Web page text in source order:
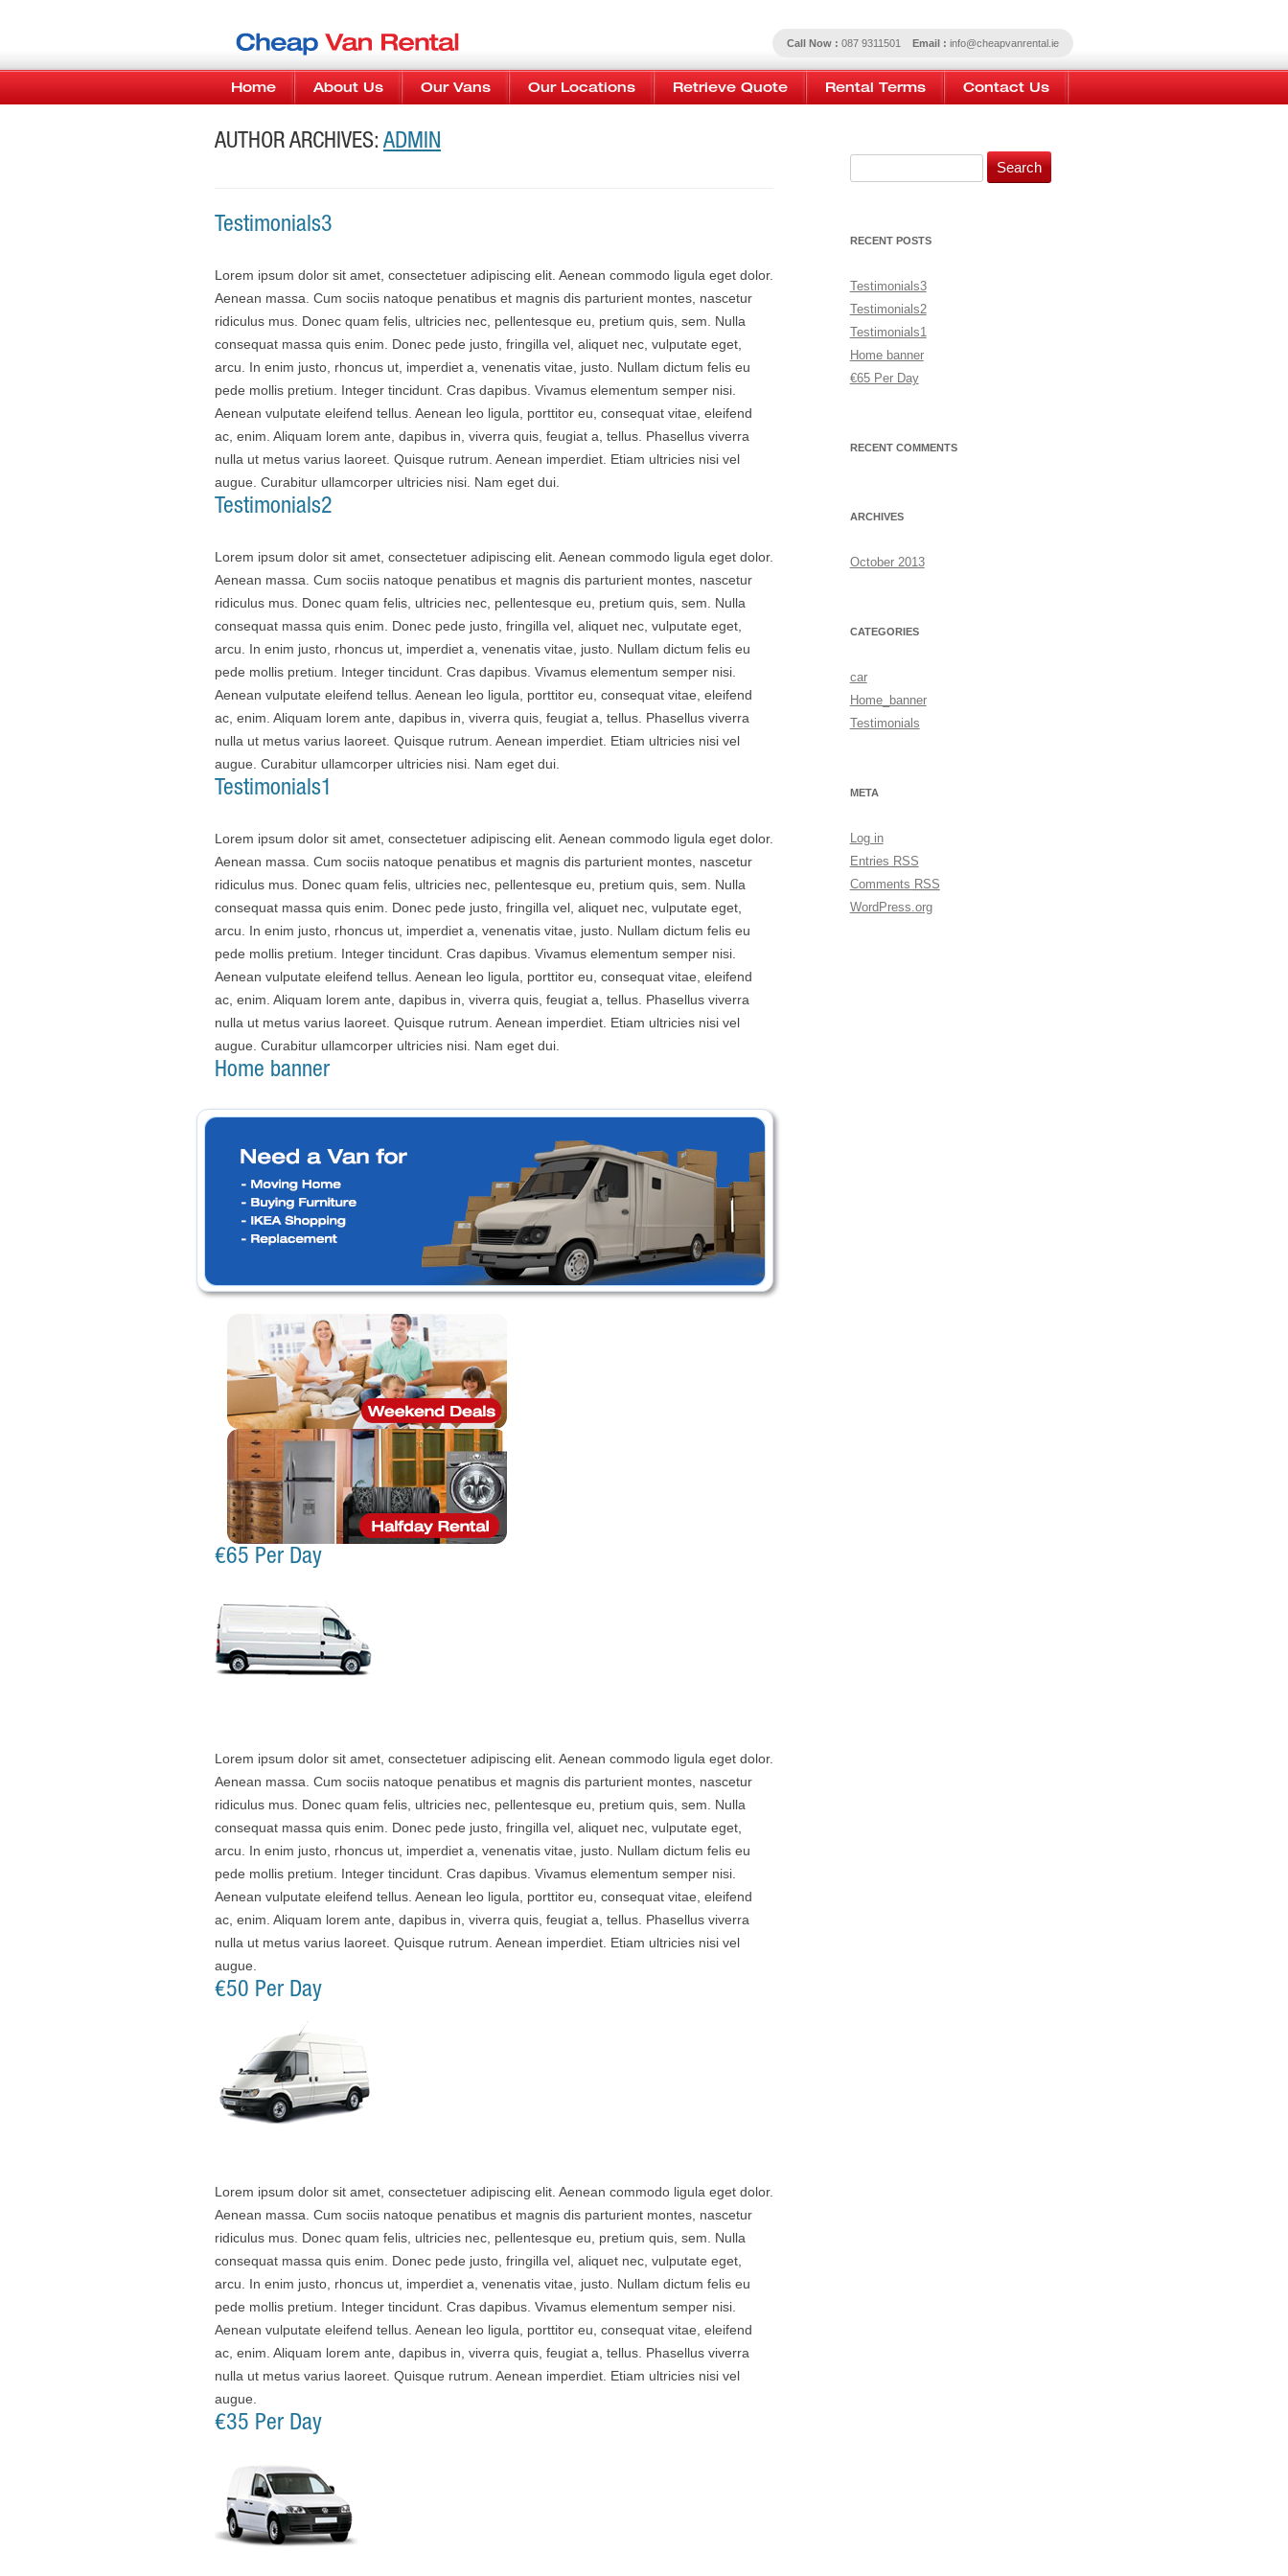
Call Now : 087 9311501 Email : info@cheapvanrental.ie
Skip to content
Home About Us Our Vans Our Locations Retrieve Quote Rental Terms Contact Us
AUTHOR ARCHIVES: ADMIN
Testimonials3
Lorem ipsum dolor sit amet, consectetuer adipiscing elit. Aenean commodo ligula eget dolor.
Aenean massa. Cum sociis natoque penatibus et magnis dis parturient montes, nascetur
ridiculus mus. Donec quam felis, ultricies nec, pellentesque eu, pretium quis, sem. Nulla
consequat massa quis enim. Donec pede justo, fringilla vel, aliquet nec, vulputate eget,
arcu. In enim justo, rhoncus ut, imperdiet a, venenatis vitae, justo. Nullam dictum felis eu
pede mollis pretium. Integer tincidunt. Cras dapibus. Vivamus elementum semper nisi.
Aenean vulputate eleifend tellus. Aenean leo ligula, porttitor eu, consequat vitae, eleifend
ac, enim. Aliquam lorem ante, dapibus in, viverra quis, feugiat a, tellus. Phasellus viverra
nulla ut metus varius laoreet. Quisque rutrum. Aenean imperdiet. Etiam ultricies nisi vel
augue. Curabitur ullamcorper ultricies nisi. Nam eget dui.
Testimonials2
Lorem ipsum dolor sit amet, consectetuer adipiscing elit. Aenean commodo ligula eget dolor.
Aenean massa. Cum sociis natoque penatibus et magnis dis parturient montes, nascetur
ridiculus mus. Donec quam felis, ultricies nec, pellentesque eu, pretium quis, sem. Nulla
consequat massa quis enim. Donec pede justo, fringilla vel, aliquet nec, vulputate eget,
arcu. In enim justo, rhoncus ut, imperdiet a, venenatis vitae, justo. Nullam dictum felis eu
pede mollis pretium. Integer tincidunt. Cras dapibus. Vivamus elementum semper nisi.
Aenean vulputate eleifend tellus. Aenean leo ligula, porttitor eu, consequat vitae, eleifend
ac, enim. Aliquam lorem ante, dapibus in, viverra quis, feugiat a, tellus. Phasellus viverra
nulla ut metus varius laoreet. Quisque rutrum. Aenean imperdiet. Etiam ultricies nisi vel
augue. Curabitur ullamcorper ultricies nisi. Nam eget dui.
Testimonials1
Lorem ipsum dolor sit amet, consectetuer adipiscing elit. Aenean commodo ligula eget dolor.
Aenean massa. Cum sociis natoque penatibus et magnis dis parturient montes, nascetur
ridiculus mus. Donec quam felis, ultricies nec, pellentesque eu, pretium quis, sem. Nulla
consequat massa quis enim. Donec pede justo, fringilla vel, aliquet nec, vulputate eget,
arcu. In enim justo, rhoncus ut, imperdiet a, venenatis vitae, justo. Nullam dictum felis eu
pede mollis pretium. Integer tincidunt. Cras dapibus. Vivamus elementum semper nisi.
Aenean vulputate eleifend tellus. Aenean leo ligula, porttitor eu, consequat vitae, eleifend
ac, enim. Aliquam lorem ante, dapibus in, viverra quis, feugiat a, tellus. Phasellus viverra
nulla ut metus varius laoreet. Quisque rutrum. Aenean imperdiet. Etiam ultricies nisi vel
augue. Curabitur ullamcorper ultricies nisi. Nam eget dui.
Home banner
€65 Per Day
Lorem ipsum dolor sit amet, consectetuer adipiscing elit. Aenean commodo ligula eget dolor.
Aenean massa. Cum sociis natoque penatibus et magnis dis parturient montes, nascetur
ridiculus mus. Donec quam felis, ultricies nec, pellentesque eu, pretium quis, sem. Nulla
consequat massa quis enim. Donec pede justo, fringilla vel, aliquet nec, vulputate eget,
arcu. In enim justo, rhoncus ut, imperdiet a, venenatis vitae, justo. Nullam dictum felis eu
pede mollis pretium. Integer tincidunt. Cras dapibus. Vivamus elementum semper nisi.
Aenean vulputate eleifend tellus. Aenean leo ligula, porttitor eu, consequat vitae, eleifend
ac, enim. Aliquam lorem ante, dapibus in, viverra quis, feugiat a, tellus. Phasellus viverra
nulla ut metus varius laoreet. Quisque rutrum. Aenean imperdiet. Etiam ultricies nisi vel
augue.
€50 Per Day
Lorem ipsum dolor sit amet, consectetuer adipiscing elit. Aenean commodo ligula eget dolor.
Aenean massa. Cum sociis natoque penatibus et magnis dis parturient montes, nascetur
ridiculus mus. Donec quam felis, ultricies nec, pellentesque eu, pretium quis, sem. Nulla
consequat massa quis enim. Donec pede justo, fringilla vel, aliquet nec, vulputate eget,
arcu. In enim justo, rhoncus ut, imperdiet a, venenatis vitae, justo. Nullam dictum felis eu
pede mollis pretium. Integer tincidunt. Cras dapibus. Vivamus elementum semper nisi.
Aenean vulputate eleifend tellus. Aenean leo ligula, porttitor eu, consequat vitae, eleifend
ac, enim. Aliquam lorem ante, dapibus in, viverra quis, feugiat a, tellus. Phasellus viverra
nulla ut metus varius laoreet. Quisque rutrum. Aenean imperdiet. Etiam ultricies nisi vel
augue.
€35 Per Day
RECENT POSTS
Testimonials3
Testimonials2
Testimonials1
Home banner
€65 Per Day
RECENT COMMENTS
ARCHIVES
October 2013
CATEGORIES
car
Home_banner
Testimonials
META
Log in
Entries RSS
Comments RSS
WordPress.org